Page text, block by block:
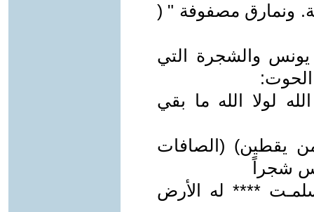
ونمارق مصفوفة " (
والشجرة التي
لولا الله ما بقي
يقطين) (الصافات
**** له الأرض